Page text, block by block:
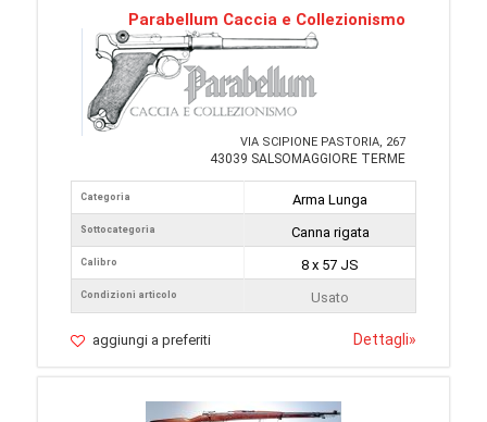
Parabellum Caccia e Collezionismo
VIA SCIPIONE PASTORIA, 267
43039 SALSOMAGGIORE TERME
Categoria
Sottocategoria
Calibro
Condizioni articolo
Arma Lunga
Canna rigata
8 x 57 JS
Usato
aggiungi a preferiti Dettagli»